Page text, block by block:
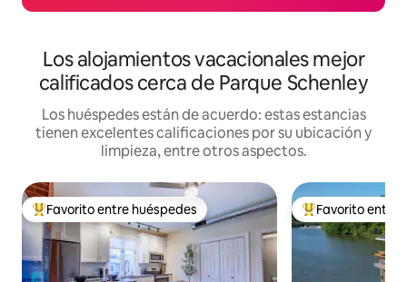
Los alojamientos vacacionales mejor
calificados cerca de Parque Schenley
Los huéspedes están de acuerdo: estas estancias
tienen excelentes calificaciones por su ubicación y
limpieza, entre otros aspectos.
De los mejores en Favorito entre huéspedes
Favorito entre huéspedes De los mejores
Favorito entre